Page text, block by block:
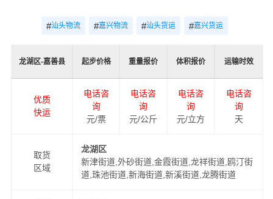
#汕头物流 #嘉兴物流 #汕头货运 #嘉兴货运
龙湖区-嘉善县 起步价格 重量报价 体积报价 运输时效
优质
快运
电话咨
询
元/票
电话咨
询
元/公斤
电话咨
询
元/立方
电话咨
询
天
取货
区域
龙湖区
新津街道,外砂街道,金霞街道,龙祥街道,鸥汀街
道,珠池街道,新海街道,新溪街道,龙腾街道